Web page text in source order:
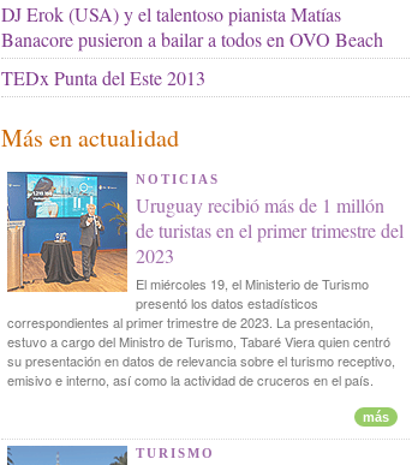
DJ Erok (USA) y el talentoso pianista Matías
Banacore pusieron a bailar a todos en OVO Beach
TEDx Punta del Este 2013
Más en actualidad
NOTICIAS
Uruguay recibió más de 1 millón
de turistas en el primer trimestre del
2023
El miércoles 19, el Ministerio de Turismo
presentó los datos estadísticos
correspondientes al primer trimestre de 2023. La presentación,
estuvo a cargo del Ministro de Turismo, Tabaré Viera quien centró
su presentación en datos de relevancia sobre el turismo receptivo,
emisivo e interno, así como la actividad de cruceros en el país.
más
TURISMO